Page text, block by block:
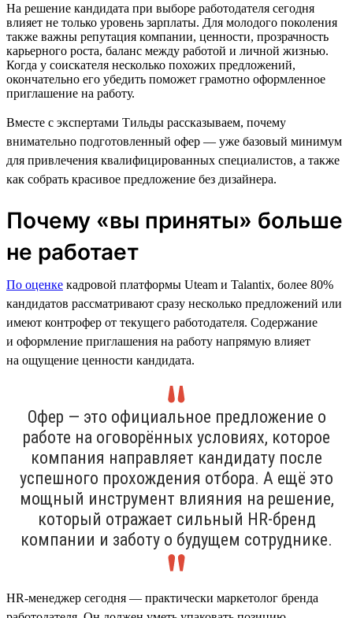
На решение кандидата при выборе работодателя сегодня
влияет не только уровень зарплаты. Для молодого поколения
также важны репутация компании, ценности, прозрачность
карьерного роста, баланс между работой и личной жизнью.
Когда у соискателя несколько похожих предложений,
окончательно его убедить поможет грамотно оформленное
приглашение на работу.
Вместе с экспертами Тильды рассказываем, почему
внимательно подготовленный офер — уже базовый минимум
для привлечения квалифицированных специалистов, а также
как собрать красивое предложение без дизайнера.
Почему «вы приняты» больше
не работает
По оценке кадровой платформы Uteam и Talantix, более 80%
кандидатов рассматривают сразу несколько предложений или
имеют контрофер от текущего работодателя. Содержание
и оформление приглашения на работу напрямую влияет
на ощущение ценности кандидата.
Офер — это официальное предложение о
работе на оговорённых условиях, которое
компания направляет кандидату после
успешного прохождения отбора. А ещё это
мощный инструмент влияния на решение,
который отражает сильный HR-бренд
компании и заботу о будущем сотруднике.
HR-менеджер сегодня — практически маркетолог бренда